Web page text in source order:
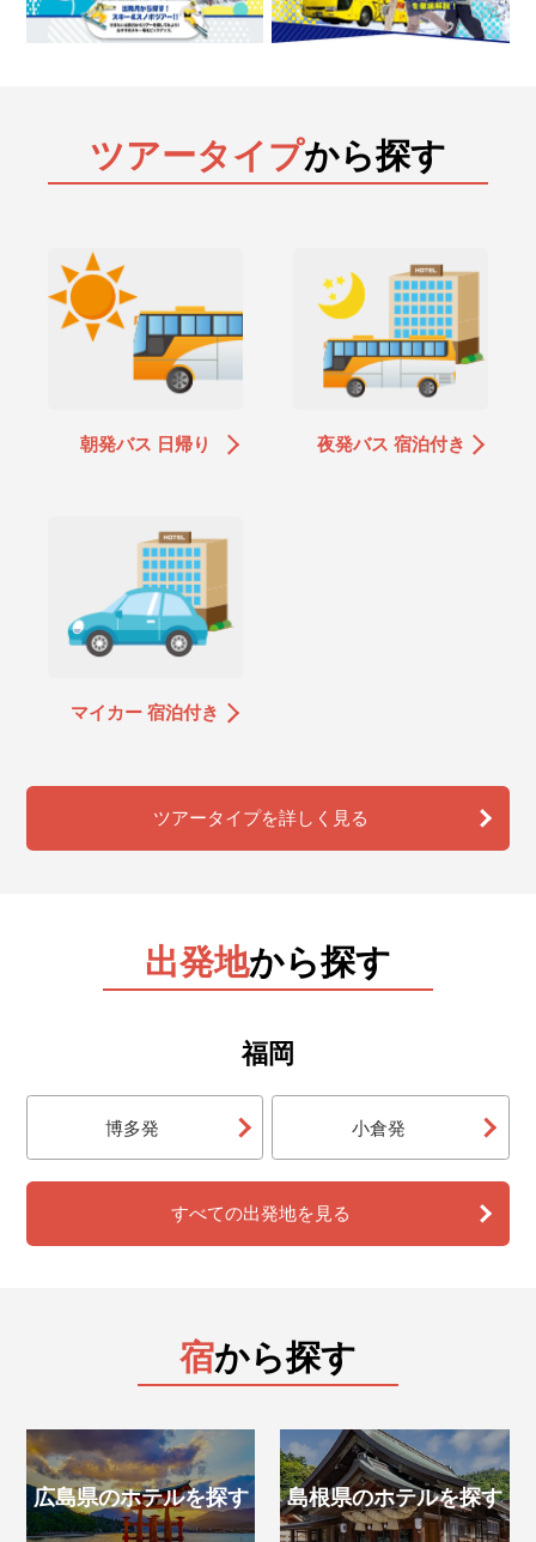
ツアータイプから探す
朝発バス 日帰り 夜発バス 宿泊付き
マイカー 宿泊付き
ツアータイプを詳しく見る
出発地から探す
福岡
博多発 小倉発
すべての出発地を見る
宿から探す
広島県のホテルを探す 島根県のホテルを探す